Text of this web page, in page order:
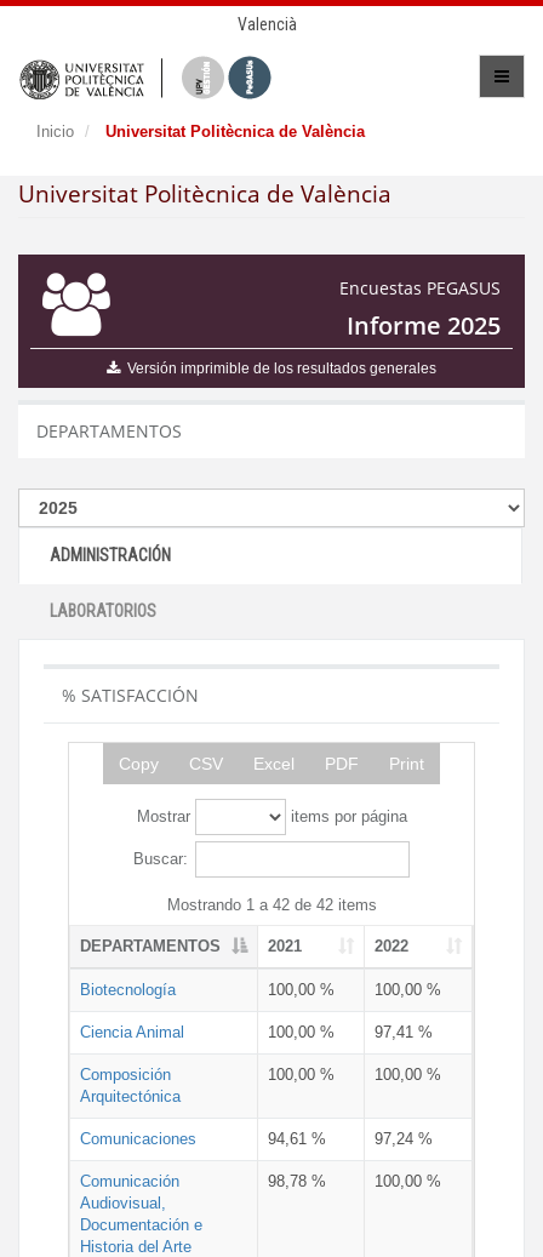
Valencià
Inicio Universitat Politècnica de València
Universitat Politècnica de València
Encuestas PEGASUS
Informe 2025
Versión imprimible de los resultados generales
DEPARTAMENTOS
ADMINISTRACIÓN
LABORATORIOS
% SATISFACCIÓN
Copy CSV Excel PDF Print
Mostrar items por página
Buscar:
Mostrando 1 a 42 de 42 items
DEPARTAMENTOS 2021 2022
Biotecnología 100,00 % 100,00 %
Ciencia Animal 100,00 % 97,41 %
Composición
Arquitectónica
100,00 % 100,00 %
Comunicaciones 94,61 % 97,24 %
Comunicación
Audiovisual,
Documentación e
Historia del Arte
98,78 % 100,00 %